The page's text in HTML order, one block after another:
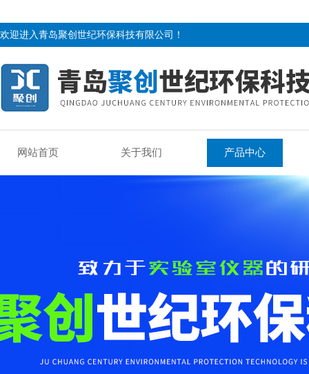
欢迎进入青岛聚创世纪环保科技有限公司！
网站首页 关于我们 产品中心